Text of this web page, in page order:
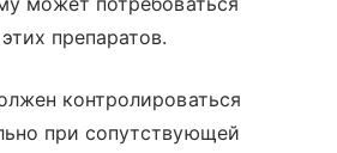
препаратов.
контролироваться
при сопутствующей